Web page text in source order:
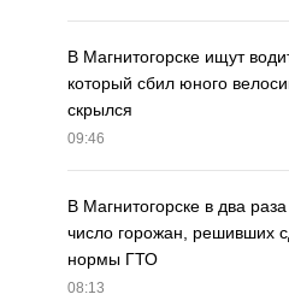
В Магнитогорске ищут
который сбил юного
скрылся
09:46
В Магнитогорске в два
число горожан, решивших
нормы ГТО
08:13